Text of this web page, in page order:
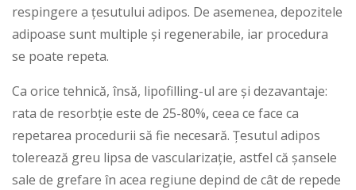
respingere a țesutului adipos. De asemenea, depozitele
adipoase sunt multiple și regenerabile, iar procedura
se poate repeta.
Ca orice tehnică, însă, lipofilling-ul are și dezavantaje:
rata de resorbție este de 25-80%,ceea ce face ca
repetarea procedurii să fie necesară. Țesutul adipos
tolerează greu lipsa de vascularizație, astfel că șansele
sale de grefare în acea regiune depind de cât de repede